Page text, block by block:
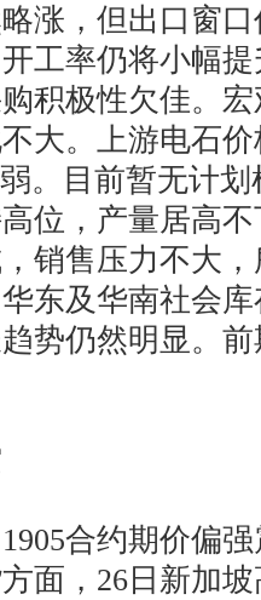
涨，但出口窗
工率仍将小幅
积极性欠佳。
大。上游电石
。目前暂无计
位，产量居高
销售压力不大
东及华南社会
势仍然明显。
合约期价偏强
面，26日新加